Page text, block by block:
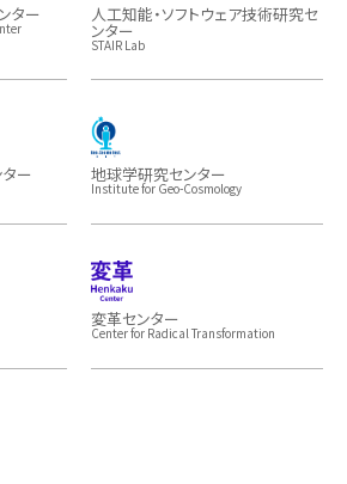
ター 人工知能・ソフトウェア技術研究セ
ンター
STAIR Lab
ー 地球学研究センター
Institute for Geo-Cosmology
変革センター
Center for Radical Transformation